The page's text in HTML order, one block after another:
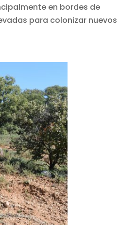
en bordes de
para colonizar nuevos